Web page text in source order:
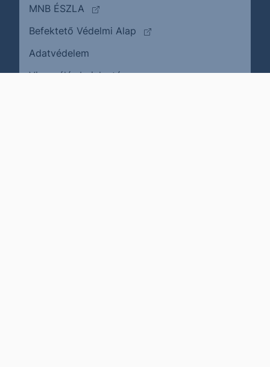
MNB ÉSZLA
(külső oldalra ugrik)
Befektető Védelmi Alap
(külső oldalra ugrik)
Adatvédelem
Visszaélés bejelentése(külső oldalra ugrik)